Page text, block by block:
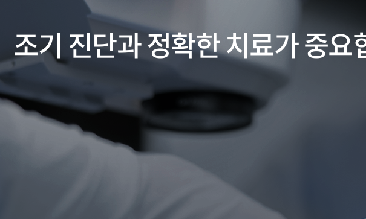
조기 진단과 정확한 치료가 중요